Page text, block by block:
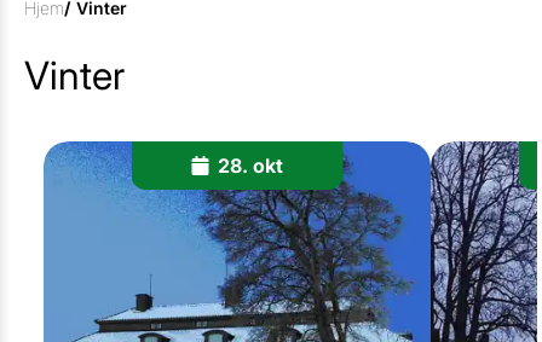
Hjem/ Vinter
Vinter
28. okt